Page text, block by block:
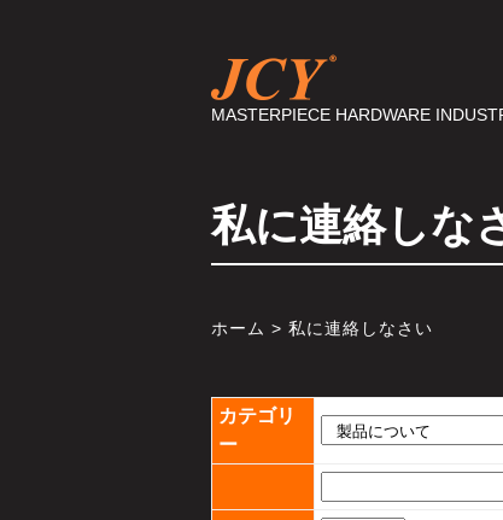
MASTERPIECE HARDWARE
私に連絡しな
ホーム > 私に連絡しなさい
カテゴリ
ー